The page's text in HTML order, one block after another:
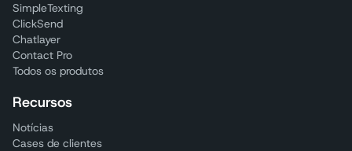
SimpleTexting
ClickSend
Chatlayer
Contact Pro
Todos os produtos
Recursos
Notícias
Cases de clientes